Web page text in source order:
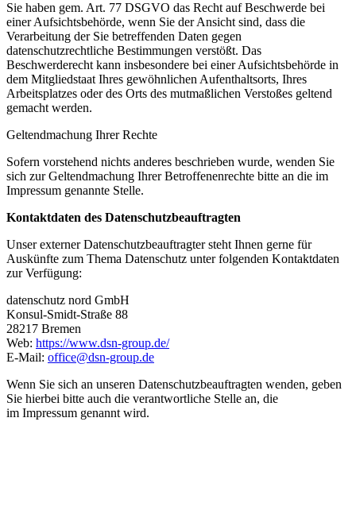
Sie haben gem. Art. 77 DSGVO das Recht auf Beschwerde bei
einer Aufsichtsbehörde, wenn Sie der Ansicht sind, dass die
Verarbeitung der Sie betreffenden Daten gegen
datenschutzrechtliche Bestimmungen verstößt. Das
Beschwerderecht kann insbesondere bei einer Aufsichtsbehörde in
dem Mitgliedstaat Ihres gewöhnlichen Aufenthaltsorts, Ihres
Arbeitsplatzes oder des Orts des mutmaßlichen Verstoßes geltend
gemacht werden.
Geltendmachung Ihrer Rechte
Sofern vorstehend nichts anderes beschrieben wurde, wenden Sie
sich zur Geltendmachung Ihrer Betroffenenrechte bitte an die im
Impressum genannte Stelle.
Kontaktdaten des Datenschutzbeauftragten
Unser externer Datenschutzbeauftragter steht Ihnen gerne für
Auskünfte zum Thema Datenschutz unter folgenden Kontaktdaten
zur Verfügung:
datenschutz nord GmbH
Konsul-Smidt-Straße 88
28217 Bremen
Web: https://www.dsn-group.de/
E-Mail: office@dsn-group.de
Wenn Sie sich an unseren Datenschutzbeauftragten wenden, geben
Sie hierbei bitte auch die verantwortliche Stelle an, die
im Impressum genannt wird.